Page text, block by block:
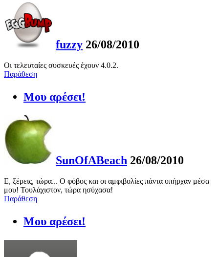
fuzzy 26/08/2010
Οι τελευταίες συσκευές έχουν 4.0.2.
Παράθεση
Μου αρέσει!
SunOfABeach 26/08/2010
Ε, ξέρεις, τώρα... Ο φόβος και οι αμφιβολίες πάντα υπήρχαν μέσα
μου! Τουλάχιστον, τώρα ησύχασα!
Παράθεση
Μου αρέσει!